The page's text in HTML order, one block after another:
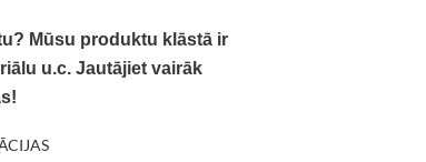
Mūsu produktu klāstā ir
u.c. Jautājiet vairāk